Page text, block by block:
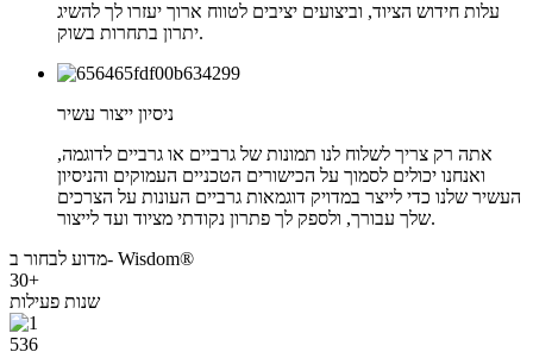
עלות חידוש הציוד, וביצועים יציבים לטווח ארוך יעזרו לך להשיג
יתרון בתחרות בשוק.
ניסיון ייצור עשיר
אתה רק צריך לשלוח לנו תמונות של גרביים או גרביים לדוגמה,
ואנחנו יכולים לסמוך על הכישורים הטכניים העמוקים והניסיון
העשיר שלנו כדי לייצר במדויק דוגמאות גרביים העונות על הצרכים
שלך עבורך, ולספק לך פתרון נקודתי מציוד ועד לייצור.
מדוע לבחור ב- Wisdom®
30+
שנות פעילות
536